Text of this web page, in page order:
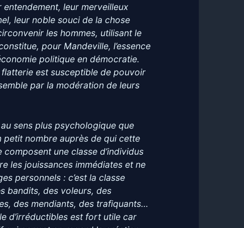
entendement, leur merveilleux
leur noble souci de la chose
les hommes, utilisant le
pour Mandeville, l’essence
politique en démocratie.
est susceptible de pouvoir
par la modération de leurs
sens plus psychologique que
petit nombre auprès de qui cette
composent une classe d’individus
les jouissances immédiates et ne
personnels : c’est la classe
bandits, des voleurs, des
des mendiants, des trafiquants…
d’irréductibles est fort utile car